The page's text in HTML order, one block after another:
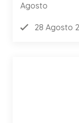
Agosto
28 Agosto